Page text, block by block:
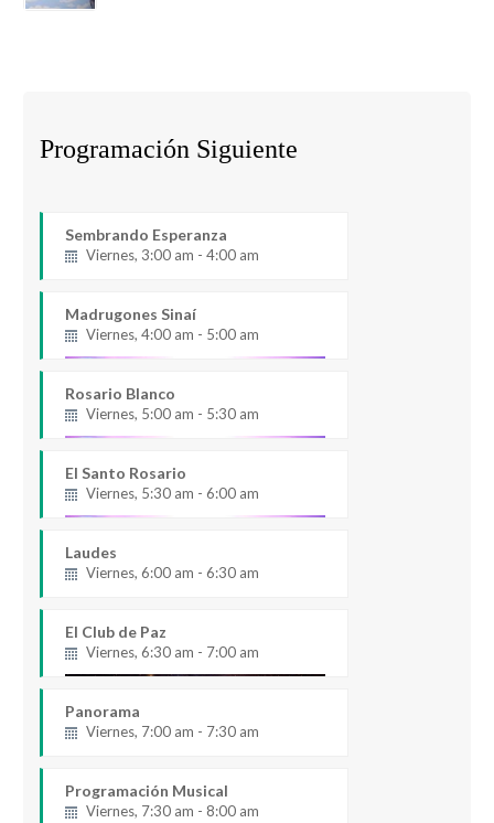
Programación Siguiente
Sembrando Esperanza
Viernes, 3:00 am - 4:00 am
Madrugones Sinaí
Viernes, 4:00 am - 5:00 am
Rosario Blanco
Viernes, 5:00 am - 5:30 am
El Santo Rosario
Viernes, 5:30 am - 6:00 am
Laudes
Viernes, 6:00 am - 6:30 am
El Club de Paz
Viernes, 6:30 am - 7:00 am
Panorama
Viernes, 7:00 am - 7:30 am
Programación Musical
Viernes, 7:30 am - 8:00 am